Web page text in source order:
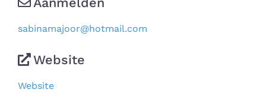
sabinamajoor@hotmail.com
Website
Website